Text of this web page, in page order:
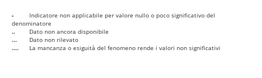
-
Indicatore non applicabile per valore nullo o poco significativo del
denominatore
..
Dato non ancora disponibile
...
Dato non rilevato
....
La mancanza o esiguità del fenomeno rende i valori non significativi